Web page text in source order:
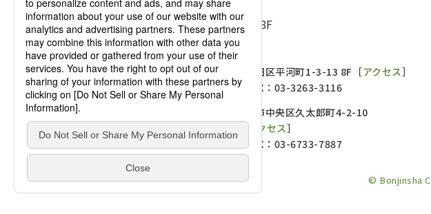
〒102-0093 東京都千代田区平河町 1-3-13 8F
TEL：03-3263-3959／FAX：03-3263-3116
麹町店
〒102-0093 東京都千代田区平河町1-3-13 8F［アクセス］
TEL：03-3239-8673／FAX：03-3263-3116
大阪店
〒541-0056 大阪府大阪市中央区久太郎町4-2-10
アクセス］
TEL：06-4256-2684／FAX：03-6733-7887
© Bonjinsha